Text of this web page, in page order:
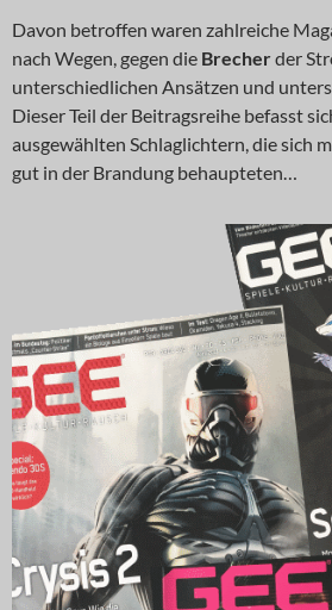
Davon betroffen waren zahlreiche
nach Wegen, gegen die Brecherder
unterschiedlichen Ansätzen und
Dieser Teil der Beitragsreihe befasst
ausgewählten Schlaglichtern, die sich
gut in der Brandung behaupteten…